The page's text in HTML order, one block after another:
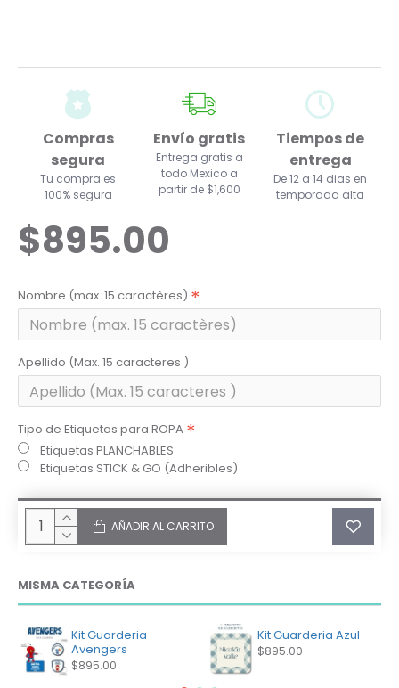
Compras
segura
Tu compra es
100% segura
Envío gratis
Entrega gratis a
todo Mexico a
partir de $1,600
Tiempos de
entrega
De 12 a 14 dias en
temporada alta
$895.00
Nombre (max. 15 caractères)
Apellido (Max. 15 caracteres )
Tipo de Etiquetas para ROPA
Etiquetas PLANCHABLES
Etiquetas STICK & GO (Adheribles)
AÑADIR AL CARRITO
MISMA CATEGORÍA
Kit Guarderia
Avengers
$895.00
Kit Guarderia Azul
$895.00